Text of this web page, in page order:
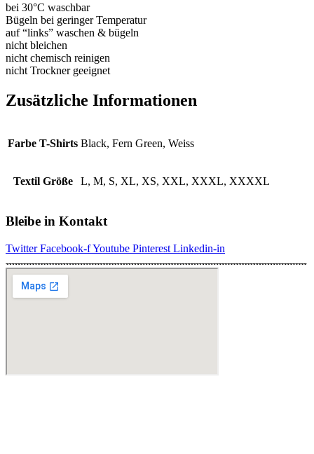
bei 30°C waschbar
Bügeln bei geringer Temperatur
auf “links” waschen & bügeln
nicht bleichen
nicht chemisch reinigen
nicht Trockner geeignet
Zusätzliche Informationen
Farbe T-Shirts Black, Fern Green, Weiss
Textil Größe L, M, S, XL, XS, XXL, XXXL, XXXXL
Bleibe in Kontakt
Twitter Facebook-fYoutube Pinterest Linkedin-in